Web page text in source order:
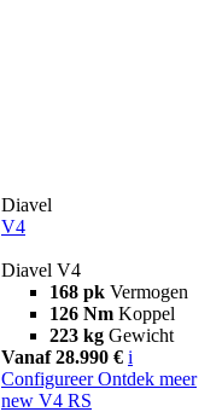
Diavel
V4
Diavel V4
168 pk Vermogen
126 Nm Koppel
223 kg Gewicht
Vanaf 28.990 € i
Configureer Ontdek meer
new V4 RS